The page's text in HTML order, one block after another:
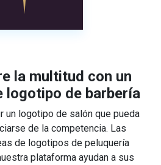
la multitud con un
logotipo de barbería
un logotipo de salón que pueda
de la competencia. Las
de logotipos de peluquería
plataforma ayudan a sus